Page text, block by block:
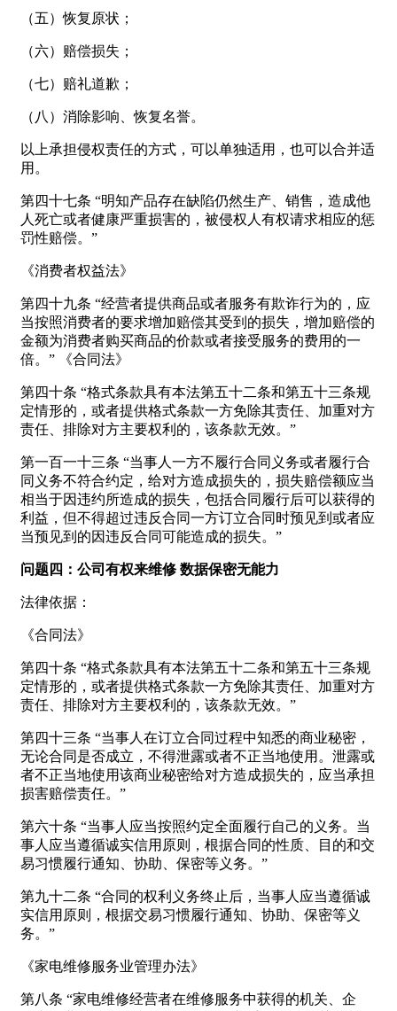
（五）恢复原状；
（六）赔偿损失；
（七）赔礼道歉；
（八）消除影响、恢复名誉。
以上承担侵权责任的方式，可以单独适用，也可以合并适
用。
第四十七条 “明知产品存在缺陷仍然生产、销售，造成他
人死亡或者健康严重损害的，被侵权人有权请求相应的惩
罚性赔偿。”
《消费者权益法》
第四十九条 “经营者提供商品或者服务有欺诈行为的，应
当按照消费者的要求增加赔偿其受到的损失，增加赔偿的
金额为消费者购买商品的价款或者接受服务的费用的一
倍。” 《合同法》
第四十条 “格式条款具有本法第五十二条和第五十三条规
定情形的，或者提供格式条款一方免除其责任、加重对方
责任、排除对方主要权利的，该条款无效。”
第一百一十三条 “当事人一方不履行合同义务或者履行合
同义务不符合约定，给对方造成损失的，损失赔偿额应当
相当于因违约所造成的损失，包括合同履行后可以获得的
利益，但不得超过违反合同一方订立合同时预见到或者应
当预见到的因违反合同可能造成的损失。”
问题四：公司有权来维修 数据保密无能力
法律依据：
《合同法》
第四十条 “格式条款具有本法第五十二条和第五十三条规
定情形的，或者提供格式条款一方免除其责任、加重对方
责任、排除对方主要权利的，该条款无效。”
第四十三条 “当事人在订立合同过程中知悉的商业秘密，
无论合同是否成立，不得泄露或者不正当地使用。泄露或
者不正当地使用该商业秘密给对方造成损失的，应当承担
损害赔偿责任。”
第六十条 “当事人应当按照约定全面履行自己的义务。当
事人应当遵循诚实信用原则，根据合同的性质、目的和交
易习惯履行通知、协助、保密等义务。”
第九十二条 “合同的权利义务终止后，当事人应当遵循诚
实信用原则，根据交易习惯履行通知、协助、保密等义
务。”
《家电维修服务业管理办法》
第八条 “家电维修经营者在维修服务中获得的机关、企